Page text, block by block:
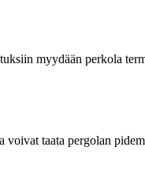
myydään perkola
taata pergolan